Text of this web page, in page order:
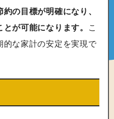
約の目標が明確になり、
が可能になります。
こ
的な家計の安定を実現で